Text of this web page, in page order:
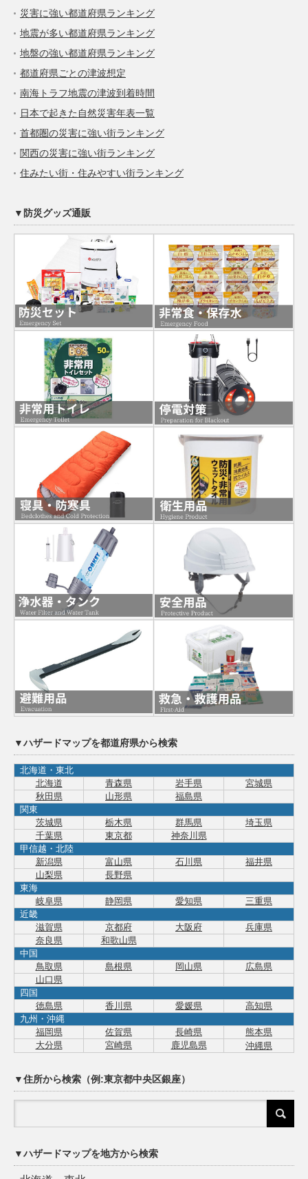
災害に強い都道府県ランキング
地震が多い都道府県ランキング
地盤の強い都道府県ランキング
都道府県ごとの津波想定
南海トラフ地震の津波到着時間
日本で起きた自然災害年表一覧
首都圏の災害に強い街ランキング
関西の災害に強い街ランキング
住みたい街・住みやすい街ランキング
▼防災グッズ通販
▼ハザードマップを都道府県から検索
北海道・東北
北海道
青森県 岩手県
宮城県
秋田県
山形県
福島県
関東
茨城県
栃木県 群馬県
埼玉県
千葉県
東京都
神奈川県
甲信越・北陸
新潟県
富山県 石川県
福井県
山梨県
長野県
東海
岐阜県
静岡県 愛知県
三重県
近畿
滋賀県
京都府 大阪府
兵庫県
奈良県
和歌山県
中国
鳥取県
島根県 岡山県
広島県
山口県
四国
徳島県
香川県 愛媛県
高知県
九州・沖縄
福岡県
佐賀県 長崎県
熊本県
大分県
宮崎県 鹿児島県 沖縄県
▼住所から検索（例:東京都中央区銀座）
▼ハザードマップを地方から検索